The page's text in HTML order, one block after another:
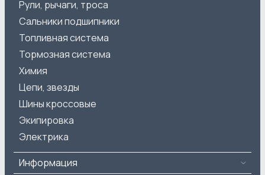
Рули, рычаги, троса
Сальники подшипники
Топливная система
Тормозная система
Химия
Цепи, звезды
Шины кроссовые
Экипировка
Электрика
Информация